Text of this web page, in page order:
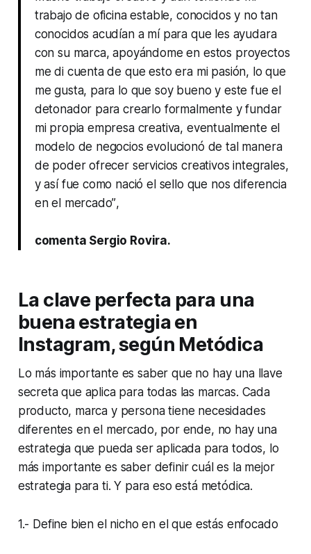
trabajo de oficina estable, conocidos y no tan
conocidos acudían a mí para que les ayudara
con su marca, apoyándome en estos proyectos
me di cuenta de que esto era mi pasión, lo que
me gusta, para lo que soy bueno y este fue el
detonador para crearlo formalmente y fundar
mi propia empresa creativa, eventualmente el
modelo de negocios evolucionó de tal manera
de poder ofrecer servicios creativos integrales,
y así fue como nació el sello que nos diferencia
en el mercado”,
comenta Sergio Rovira.
La clave perfecta para una
buena estrategia en
Instagram, según Metódica
Lo más importante es saber que no hay una llave
secreta que aplica para todas las marcas. Cada
producto, marca y persona tiene necesidades
diferentes en el mercado, por ende, no hay una
estrategia que pueda ser aplicada para todos, lo
más importante es saber definir cuál es la mejor
estrategia para ti. Y para eso está metódica.
1.- Define bien el nicho en el que estás enfocado